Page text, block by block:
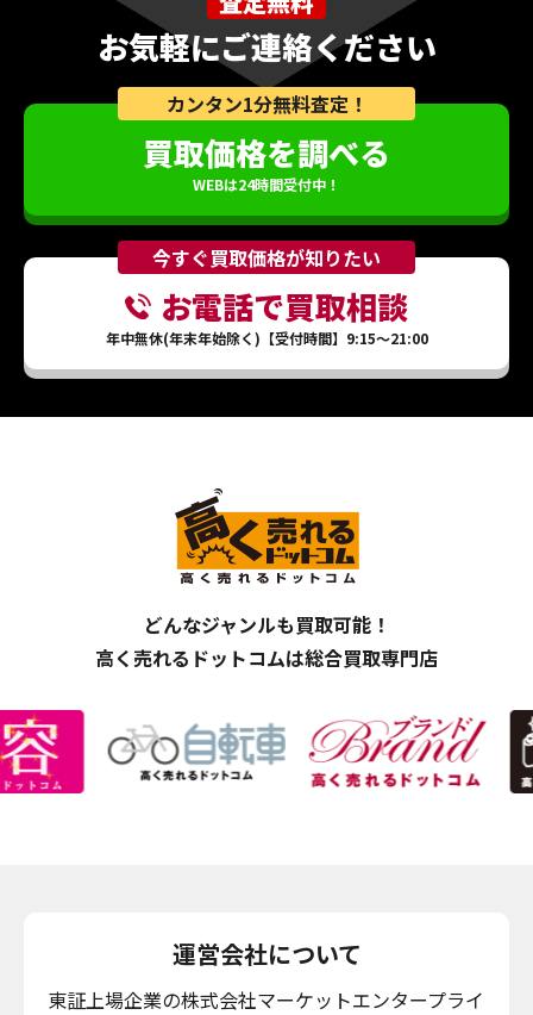
お気軽にご連絡ください
カンタン1分無料査定！
買取価格を調べる
WEBは24時間受付中！
今すぐ買取価格が知りたい
お電話で買取相談
年中無休(年末年始除く)【受付時間】9:15～21:00
どんなジャンルも買取可能！
高く売れるドットコムは総合買取専門店
運営会社について
東証上場企業の株式会社マーケットエンタープライ